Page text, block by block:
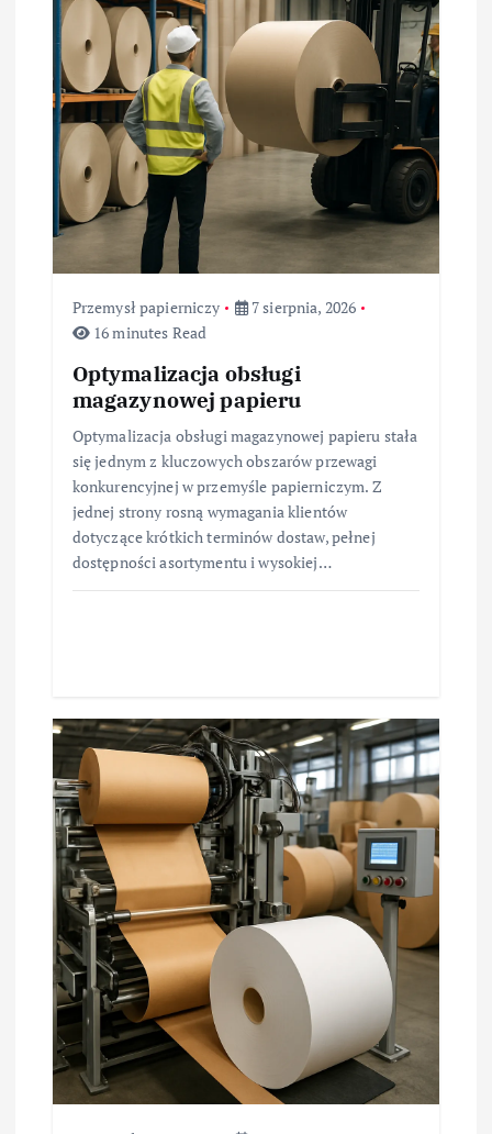
a
w
p
s
Przemysł papierniczy
7 sierpnia, 2026
16 minutes Read
Optymalizacja obsługi
magazynowej papieru
Optymalizacja obsługi magazynowej papieru stała
się jednym z kluczowych obszarów przewagi
konkurencyjnej w przemyśle papierniczym. Z
jednej strony rosną wymagania klientów
dotyczące krótkich terminów dostaw, pełnej
dostępności asortymentu i wysokiej…